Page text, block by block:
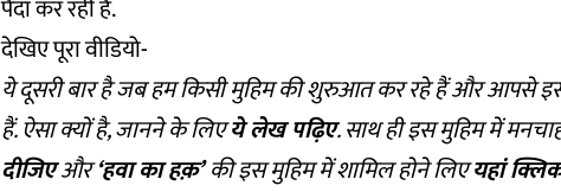
पैदा कर रही है.
देखिए पूरा वीडियो-
ये दूसरी बार है जब हम किसी मुहिम की शुरुआत कर रहे हैं और आपसे
हैं. ऐसा क्यों है, जानने के लिएये लेख पढ़िए. साथ ही इस मुहिम में
दीजिएऔर‘हवा का हक़’ की इस मुहिम में शामिल होने लिएयहां